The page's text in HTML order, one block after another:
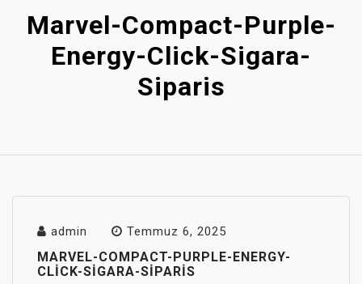
Marvel-Compact-Purple-
Energy-Click-Sigara-
Siparis
admin Temmuz 6, 2025
MARVEL-COMPACT-PURPLE-ENERGY-
CLICK-SIGARA-SIPARIS